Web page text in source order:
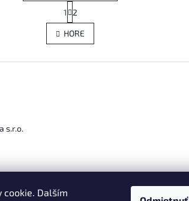
cookie. Dalším
O
v
l
d
y
v
t
r
á
n
1 2
HORE
s.r.o.